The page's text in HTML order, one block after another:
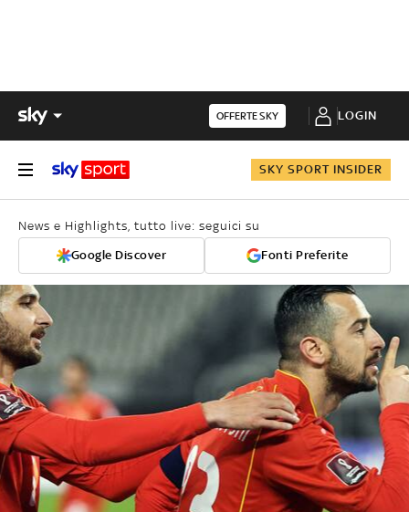
OFFERTE SKY LOGIN
SKY SPORT INSIDER
News e Highlights, tutto live: seguici su
Google Discover Fonti Preferite